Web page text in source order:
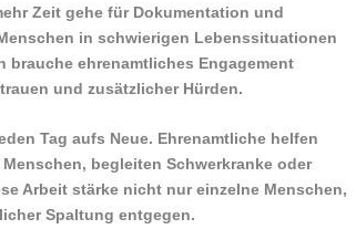
Zeit gehe für Dokumentation und
in schwierigen Lebenssituationen
ehrenamtliches Engagement
und zusätzlicher Hürden.
Tag aufs Neue. Ehrenamtliche helfen
begleiten Schwerkranke oder
Arbeit stärke nicht nur einzelne Menschen,
Spaltung entgegen.